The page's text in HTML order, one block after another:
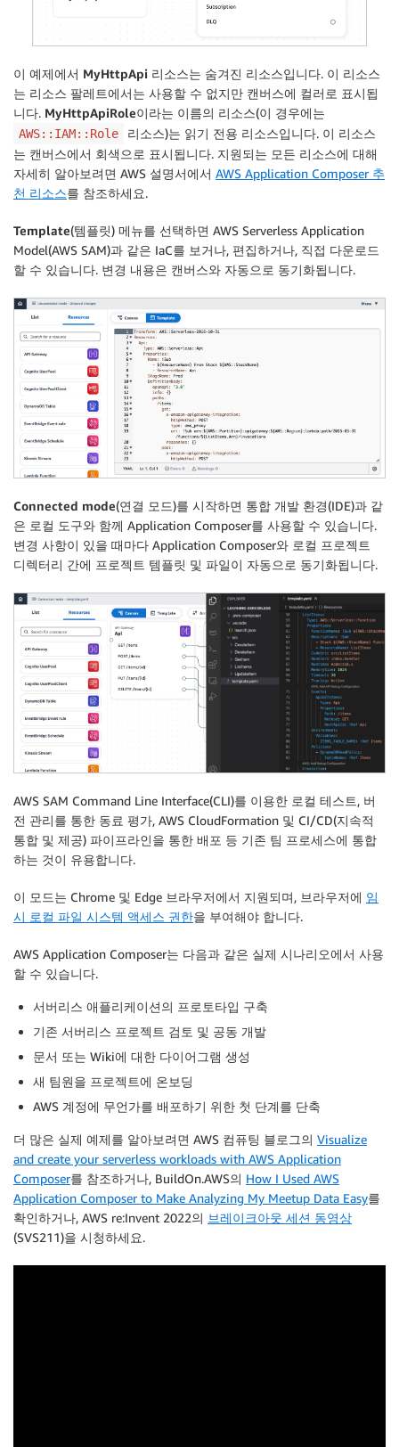
이 예제에서 MyHttpApi 리소스는 숨겨진 리소스입니다. 이 리소스
는 리소스 팔레트에서는 사용할 수 없지만 캔버스에 컬러로 표시됩
니다. MyHttpApiRole이라는 이름의 리소스(이 경우에는
AWS::IAM::Role
리소스)는 읽기 전용 리소스입니다. 이 리소스
는 캔버스에서 회색으로 표시됩니다. 지원되는 모든 리소스에 대해
자세히 알아보려면 AWS 설명서에서 AWS Application Composer 추
천 리소스를 참조하세요.
Template(템플릿) 메뉴를 선택하면 AWS Serverless Application
Model(AWS SAM)과 같은 IaC를 보거나, 편집하거나, 직접 다운로드
할 수 있습니다. 변경 내용은 캔버스와 자동으로 동기화됩니다.
Connected mode(연결 모드)를 시작하면 통합 개발 환경(IDE)과 같
은 로컬 도구와 함께 Application Composer를 사용할 수 있습니다.
변경 사항이 있을 때마다 Application Composer와 로컬 프로젝트
디렉터리 간에 프로젝트 템플릿 및 파일이 자동으로 동기화됩니다.
AWS SAM Command Line Interface(CLI)를 이용한 로컬 테스트, 버
전 관리를 통한 동료 평가, AWS CloudFormation 및 CI/CD(지속적
통합 및 제공) 파이프라인을 통한 배포 등 기존 팀 프로세스에 통합
하는 것이 유용합니다.
이 모드는 Chrome 및 Edge 브라우저에서 지원되며, 브라우저에 임
시 로컬 파일 시스템 액세스 권한을 부여해야 합니다.
AWS Application Composer는 다음과 같은 실제 시나리오에서 사용
할 수 있습니다.
서버리스 애플리케이션의 프로토타입 구축
기존 서버리스 프로젝트 검토 및 공동 개발
문서 또는 Wiki에 대한 다이어그램 생성
새 팀원을 프로젝트에 온보딩
AWS 계정에 무언가를 배포하기 위한 첫 단계를 단축
더 많은 실제 예제를 알아보려면 AWS 컴퓨팅 블로그의 Visualize
and create your serverless workloads with AWS Application
Composer를 참조하거나, BuildOn.AWS의 How I Used AWS
Application Composer to Make Analyzing My Meetup Data Easy를
확인하거나, AWS re:Invent 2022의 브레이크아웃 세션 동영상
(SVS211)을 시청하세요.